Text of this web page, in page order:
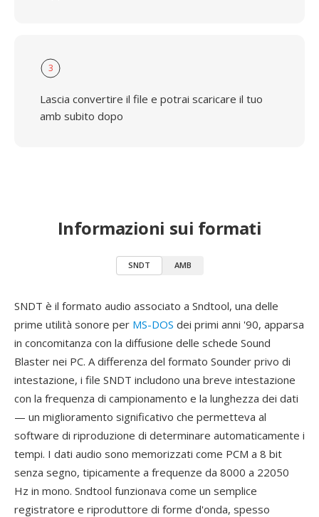
3
Lascia convertire il file e potrai scaricare il tuo
amb subito dopo
Informazioni sui formati
SNDT AMB
SNDT è il formato audio associato a Sndtool, una delle
prime utilità sonore per MS-DOS dei primi anni '90, apparsa
in concomitanza con la diffusione delle schede Sound
Blaster nei PC. A differenza del formato Sounder privo di
intestazione, i file SNDT includono una breve intestazione
con la frequenza di campionamento e la lunghezza dei dati
— un miglioramento significativo che permetteva al
software di riproduzione di determinare automaticamente i
tempi. I dati audio sono memorizzati come PCM a 8 bit
senza segno, tipicamente a frequenze da 8000 a 22050
Hz in mono. Sndtool funzionava come un semplice
registratore e riproduttore di forme d'onda, spesso